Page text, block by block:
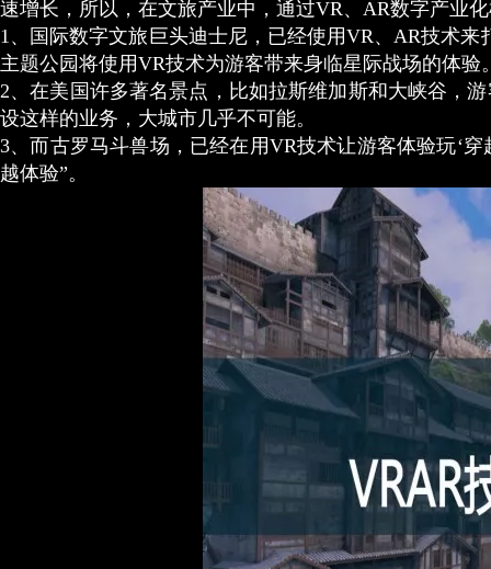
速增长，所以，在文旅产业中，通过VR、AR数字产业
1、国际数字文旅巨头迪士尼，已经使用VR、AR技术
主题公园将使用VR技术为游客带来身临星际战场的体验
2、在美国许多著名景点，比如拉斯维加斯和大峡谷，
设这样的业务，大城市几乎不可能。
3、而古罗马斗兽场，已经在用VR技术让游客体验玩‘
越体验”。